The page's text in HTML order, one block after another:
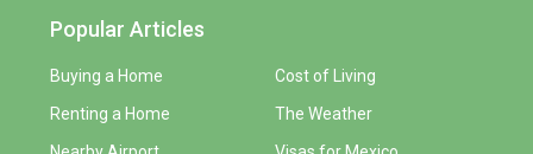
Popular Articles
Buying a Home
Renting a Home
Cost of Living
The Weather